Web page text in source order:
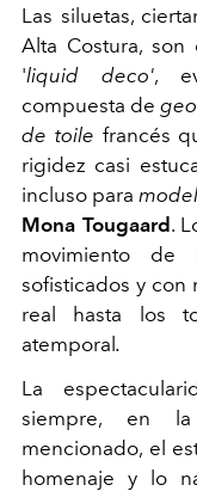
Las siluetas,
Alta Costura,
'liquid deco',
compuesta de
de toile francés
rigidez casi
incluso para
Mona Tougaard.
movimiento de
sofisticados y con
real hasta los
atemporal.
La
siempre, en
mencionado, el
homenaje y lo